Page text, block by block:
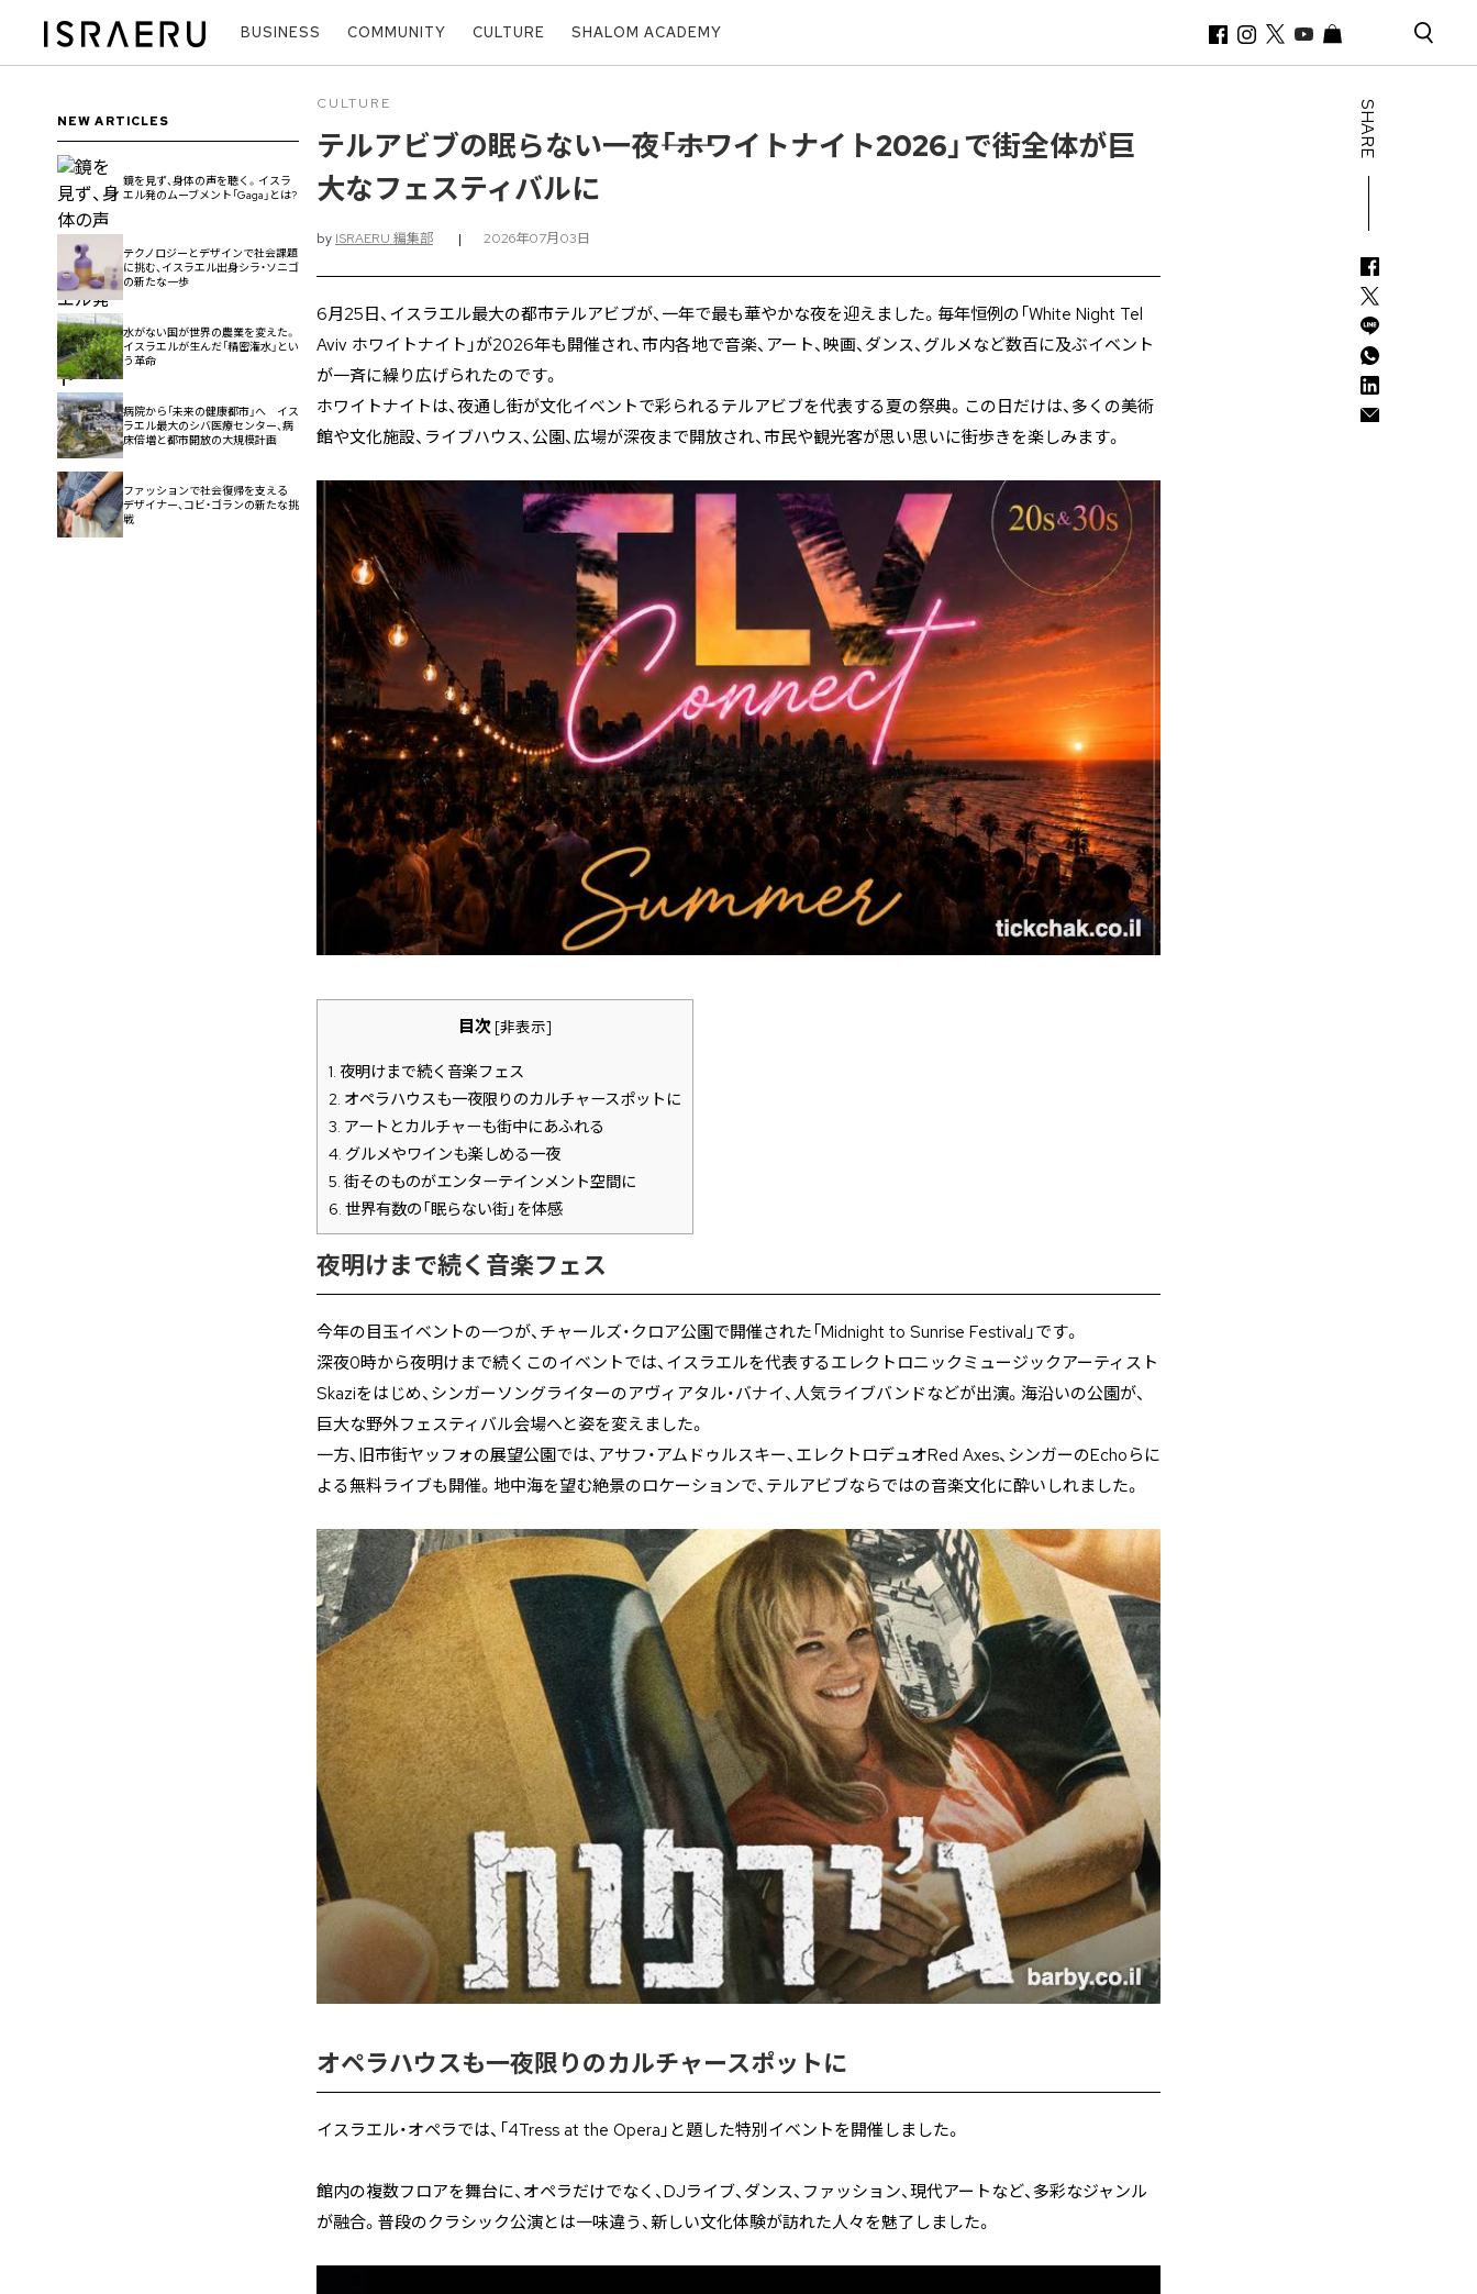
BUSINESS COMMUNITY CULTURE SHALOM ACADEMY
SHARE
NEW ARTICLES
鏡を見ず、身体の声を聴く。イスラ
エル発のムーブメント「Gaga」とは?
テクノロジーとデザインで社会課題
に挑む、イスラエル出身シラ・ソニゴ
の新たな一歩
水がない国が世界の農業を変えた。
イスラエルが生んだ「精密潅水」とい
う革命
病院から「未来の健康都市」へ イス
ラエル最大のシバ医療センター、病
床倍増と都市開放の大規模計画
ファッションで社会復帰を支える
デザイナー、コビ・ゴランの新たな挑
戦
CULTURE
テルアビブの眠らない一夜――「ホワイトナイト2026」で街全体が巨
大なフェスティバルに
by ISRAERU 編集部 | 2026年07月03日
6月25日、イスラエル最大の都市テルアビブが、一年で最も華やかな夜を迎えました。毎年恒例の「White Night Tel
Aviv ホワイトナイト」が2026年も開催され、市内各地で音楽、アート、映画、ダンス、グルメなど数百に及ぶイベント
が一斉に繰り広げられたのです。
ホワイトナイトは、夜通し街が文化イベントで彩られるテルアビブを代表する夏の祭典。この日だけは、多くの美術
館や文化施設、ライブハウス、公園、広場が深夜まで開放され、市民や観光客が思い思いに街歩きを楽しみます。
目次 [非表示]
1. 夜明けまで続く音楽フェス
2. オペラハウスも一夜限りのカルチャースポットに
3. アートとカルチャーも街中にあふれる
4. グルメやワインも楽しめる一夜
5. 街そのものがエンターテインメント空間に
6. 世界有数の「眠らない街」を体感
夜明けまで続く音楽フェス
今年の目玉イベントの一つが、チャールズ・クロア公園で開催された「Midnight to Sunrise Festival」です。
深夜0時から夜明けまで続くこのイベントでは、イスラエルを代表するエレクトロニックミュージックアーティスト
Skaziをはじめ、シンガーソングライターのアヴィアタル・バナイ、人気ライブバンドなどが出演。海沿いの公園が、
巨大な野外フェスティバル会場へと姿を変えました。
一方、旧市街ヤッフォの展望公園では、アサフ・アムドゥルスキー、エレクトロデュオRed Axes、シンガーのEchoらに
よる無料ライブも開催。地中海を望む絶景のロケーションで、テルアビブならではの音楽文化に酔いしれました。
オペラハウスも一夜限りのカルチャースポットに
イスラエル・オペラでは、「4Tress at the Opera」と題した特別イベントを開催しました。
館内の複数フロアを舞台に、オペラだけでなく、DJライブ、ダンス、ファッション、現代アートなど、多彩なジャンル
が融合。普段のクラシック公演とは一味違う、新しい文化体験が訪れた人々を魅了しました。